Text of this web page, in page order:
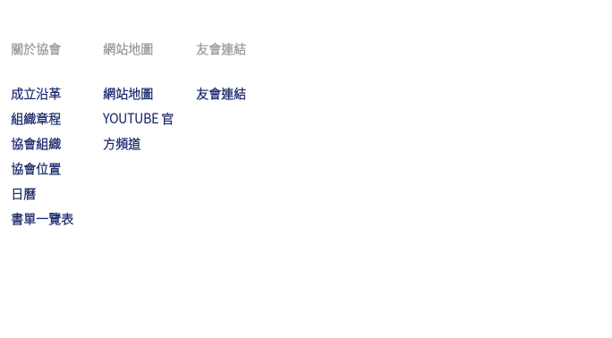
關於協會
成立沿革
組織章程
協會組織
協會位置
日曆
書單一覽表
網站地圖
網站地圖
YOUTUBE 官
方頻道
友會連結
友會連結